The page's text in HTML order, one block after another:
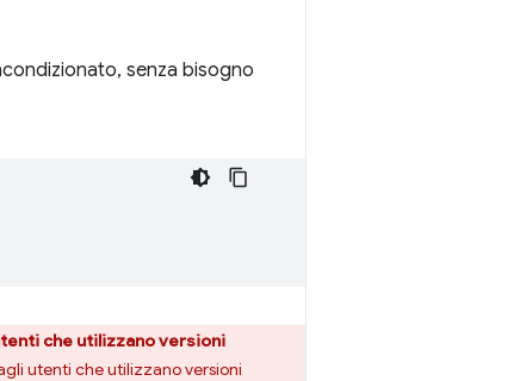
senza bisogno
che utilizzano versioni
utenti che utilizzano versioni